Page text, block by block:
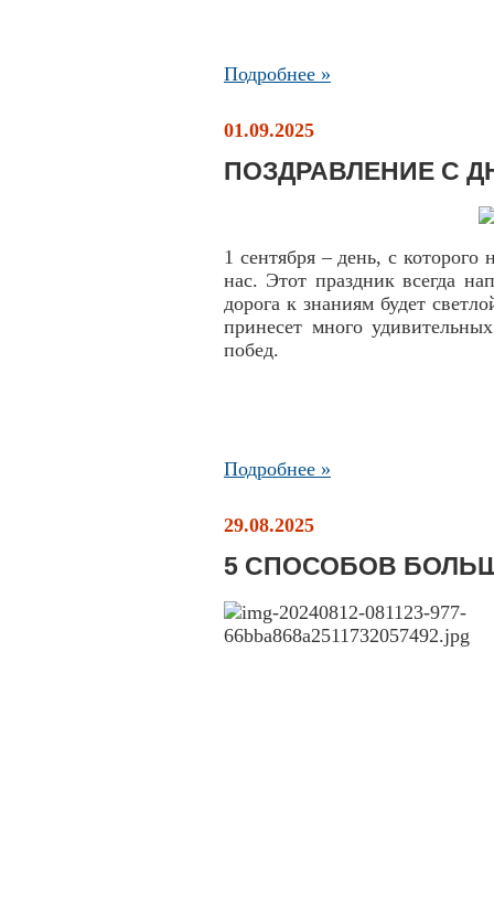
Подробнее »
01.09.2025
ПОЗДРАВЛЕНИЕ С
1 сентября – день, с которого
нас. Этот праздник всегда
дорога к знаниям будет
принесет много
побед.
Подробнее »
29.08.2025
5 СПОСОБОВ